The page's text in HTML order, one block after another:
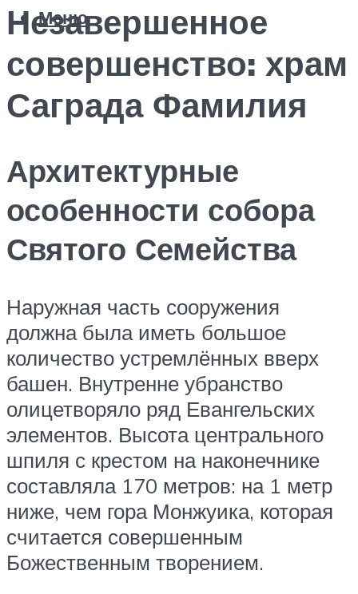
Меню
Незавершенное
совершенство: храм
Саграда Фамилия
Архитектурные
особенности собора
Святого Семейства
Наружная часть сооружения
должна была иметь большое
количество устремлённых вверх
башен. Внутренне убранство
олицетворяло ряд Евангельских
элементов. Высота центрального
шпиля с крестом на наконечнике
составляла 170 метров: на 1 метр
ниже, чем гора Монжуика, которая
считается совершенным
Божественным творением.